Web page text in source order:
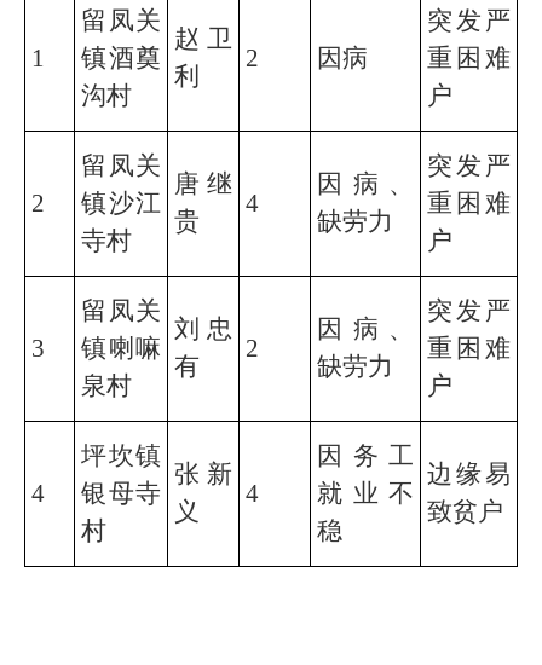
1
留凤关
镇酒奠
沟村
赵卫
利
2 因病
突发严
重困难
户
2
留凤关
镇沙江
寺村
唐继
贵
4
因病、
缺劳力
突发严
重困难
户
3
留凤关
镇喇嘛
泉村
刘忠
有
2
因病、
缺劳力
突发严
重困难
户
4
坪坎镇
银母寺
村
张新
义
4
因务工
就业不
稳
边缘易
致贫户